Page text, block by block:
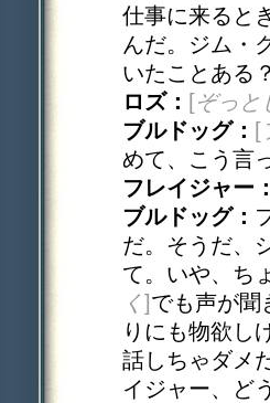
仕事に来ると
んだ。ジム・
いたことある
ロズ： [ぞっと
ブルドッグ： [
めて、こう言
フレイジャー
ブルドッグ：
だ。そうだ、
て。いや、ち
く]でも声が聞
りにも物欲し
話しちゃダメ
イジャー、ど